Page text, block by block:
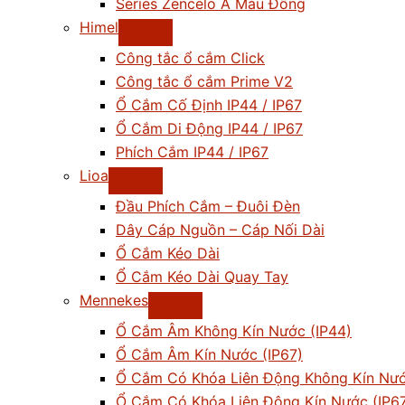
Series Zencelo A Màu Đồng
Himel
Công tắc ổ cắm Click
Công tắc ổ cắm Prime V2
Ổ Cắm Cố Định IP44 / IP67
Ổ Cắm Di Động IP44 / IP67
Phích Cắm IP44 / IP67
Lioa
Đầu Phích Cắm – Đuôi Đèn
Dây Cáp Nguồn – Cáp Nối Dài
Ổ Cắm Kéo Dài
Ổ Cắm Kéo Dài Quay Tay
Mennekes
Ổ Cắm Âm Không Kín Nước (IP44)
Ổ Cắm Âm Kín Nước (IP67)
Ổ Cắm Có Khóa Liên Động Không Kín